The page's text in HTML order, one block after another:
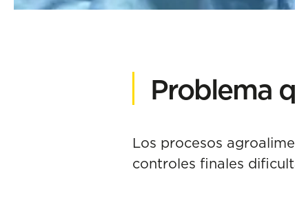
Problema
Los procesos
controles finales